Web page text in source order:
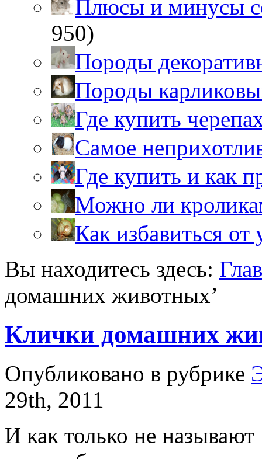
Плюсы и минусы
950)
Породы
Породы
Где купить
Самое
Где купить и как
Можно ли
Как избавиться от
Вы находитесь здесь:
домашних животных’
Клички домашних
Опубликовано в рубрике
29th, 2011
И как только не